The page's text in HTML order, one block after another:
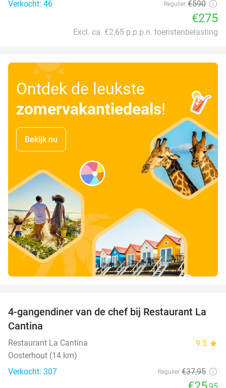
Verkocht: 46
Regulier €590
€275
Excl. ca. €2,65 p.p.p.n. toeristenbelasting
Ontdek de leukste
zomervakantiedeals!
Bekijk nu
32%
4-gangendiner van de chef bij Restaurant La
Cantina
Restaurant La Cantina 9.5 star
Oosterhout (14 km)
Verkocht: 307
Regulier €37,95